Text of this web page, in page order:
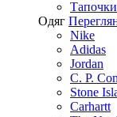
Tапочки
Одяг
Nike
Adidas
Jordan
C. P.
Stone
Carhartt